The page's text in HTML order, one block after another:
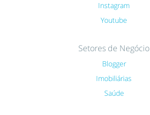
Instagram
Youtube
Setores de Negócio
Blogger
Imobiliárias
Saúde